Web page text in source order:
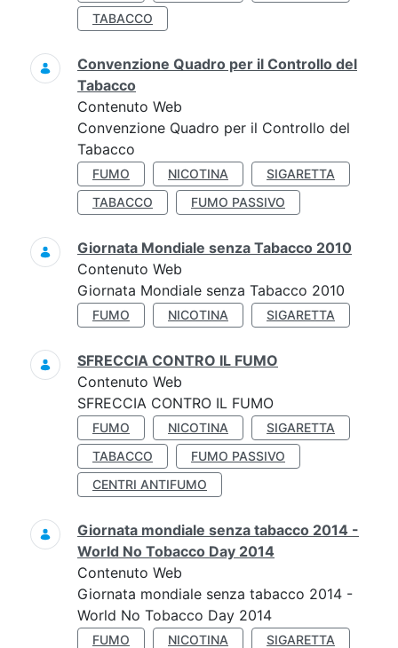
TABACCO
Convenzione Quadro per il Controllo del
Tabacco
Contenuto Web
Convenzione Quadro per il Controllo del
Tabacco
FUMO NICOTINA
SIGARETTA
TABACCO
FUMO PASSIVO
Giornata Mondiale senza Tabacco 2010
Contenuto Web
Giornata Mondiale senza Tabacco 2010
FUMO NICOTINA SIGARETTA
SFRECCIA CONTRO IL FUMO
Contenuto Web
SFRECCIA CONTRO IL FUMO
FUMO NICOTINA
SIGARETTA
TABACCO
FUMO PASSIVO
CENTRI ANTIFUMO
Giornata mondiale senza tabacco 2014 -
World No Tobacco Day 2014
Contenuto Web
Giornata mondiale senza tabacco 2014 -
World No Tobacco Day 2014
FUMO NICOTINA
SIGARETTA